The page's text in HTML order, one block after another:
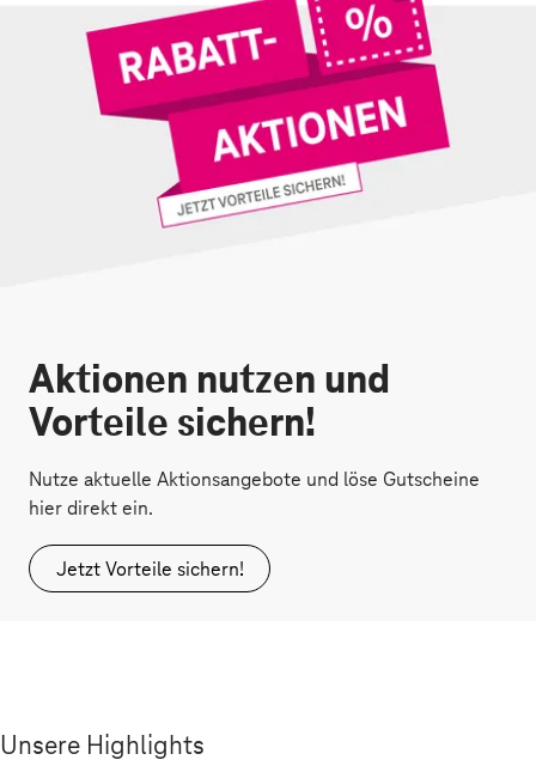
Aktionen nutzen und
Vorteile sichern!
Nutze aktuelle Aktionsangebote und löse Gutscheine
hier direkt ein.
Jetzt Vorteile sichern!
Unsere Highlights